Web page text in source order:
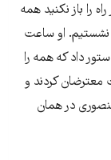
راه را باز نکنید همه
نشستیم. او ساعت
داد که همه را
معترضان کردند و
در همان